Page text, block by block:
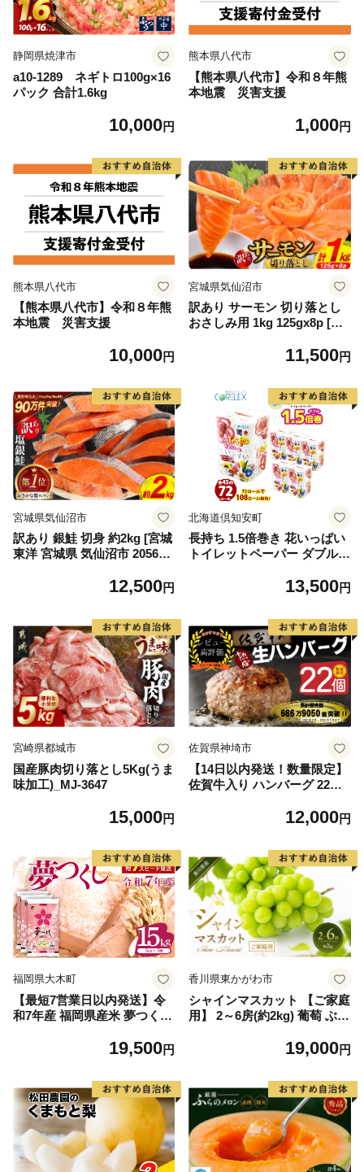
静岡県焼津市
a10-1289 ネギトロ100g×16
パック 合計1.6kg
10,000円
熊本県八代市
【熊本県八代市】令和８年熊
本地震 災害支援
1,000円
熊本県八代市
【熊本県八代市】令和８年熊
本地震 災害支援
10,000円
宮城県気仙沼市
訳あり サーモン 切り落とし
おさしみ用 1kg 125gx8p [足
4313] 魚 魚介類 鮭 お刺し身
11,500円
宮城県気仙沼市
訳あり 銀鮭 切身 約2kg [宮城
東洋 宮城県 気仙沼市 205649
格外 不揃い さけ サケ 鮭切身
切り身 魚 わけあり
12,500円
北海道倶知安町
長持ち 1.5倍巻き 花いっぱい
トイレットペーパー ダブル 4
プリント ハーブ 香り付き 日
品 備蓄 送料無料 北海道 倶知
安町 日用品
13,500円
宮崎県都城市
国産豚肉切り落とし5Kg(うま
味加工)_MJ-3647
15,000円
佐賀県神埼市
【14日以内発送！数量限定】
佐賀牛入り ハンバーグ 22個
毛和牛 ブランド牛 九州 ハン
(H083106)
12,000円
福岡県大木町
【最短7営業日以内発送】令
和7年産 福岡県産米 夢つくし
19,500円
香川県東かがわ市
シャインマスカット 【ご家庭
用】 2～6房(約2kg) 葡萄 ぶど
もの 果実 旬の果物 旬のフル
19,000円